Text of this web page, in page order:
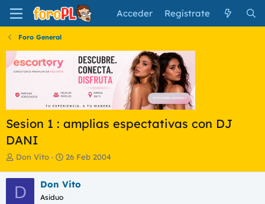
Acceder Regístrate
Foro General
Sesion 1 : amplias espectativas con DJ
DANI
I
i
c
i
Don Vito
F
h
26 Feb 2004
D Don Vito
Asiduo